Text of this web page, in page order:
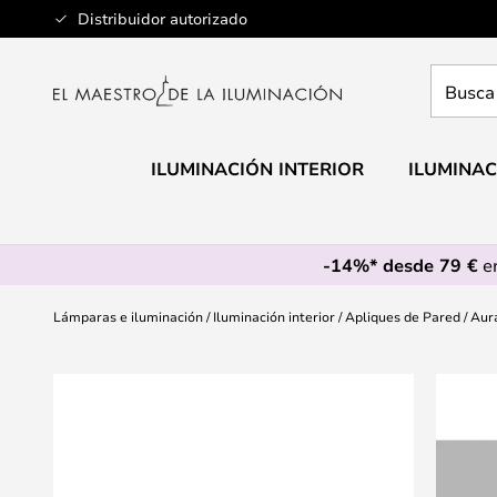
Distribuidor autorizado
Ir
al
aquí
ILUMINACIÓN INTERIOR
-14%* desde 79 €
Lámparas e iluminación Iluminación interior Apliques de Pared